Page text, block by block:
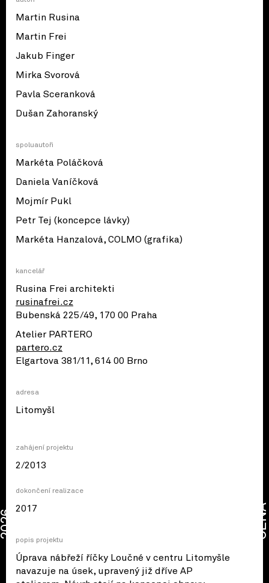
Martin Rusina
Martin Frei
Jakub Finger
Mirka Svorová
Pavla Sceranková
Dušan Zahoranský
spoluautoři
Markéta Poláčková
Daniela Vaníčková
Mojmír Pukl
Petr Tej (koncepce lávky)
Markéta Hanzalová, COLMO (grafika)
kancelář
Rusina Frei architekti
rusinafrei.cz
Bubenská 225/49, 170 00 Praha
Atelier PARTERO
partero.cz
Elgartova 381/11, 614 00 Brno
adresa
Litomyšl
zahájení projektu
2/2013
dokončení realizace
2017
popis projektu
Úprava nábřeží říčky Loučné v centru Litomyšle
navazuje na úsek, upravený již dříve AP
2026 CENA